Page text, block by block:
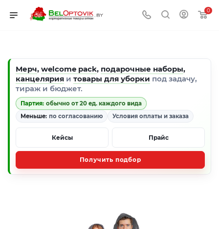
0
Мерч, welcome pack, подарочные наборы,
канцелярия и товары для уборки под задачу,
тираж и бюджет.
Партия: обычно от 20 ед. каждого вида
Меньше: по согласованию Условия оплаты и заказа
Кейсы Прайс
Получить подбор